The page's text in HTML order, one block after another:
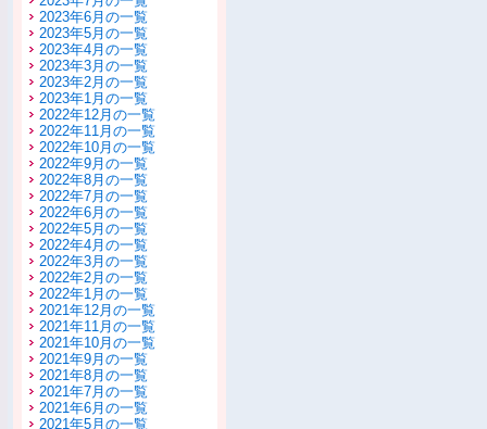
2023年6月の一覧
2023年5月の一覧
2023年4月の一覧
2023年3月の一覧
2023年2月の一覧
2023年1月の一覧
2022年12月の一覧
2022年11月の一覧
2022年10月の一覧
2022年9月の一覧
2022年8月の一覧
2022年7月の一覧
2022年6月の一覧
2022年5月の一覧
2022年4月の一覧
2022年3月の一覧
2022年2月の一覧
2022年1月の一覧
2021年12月の一覧
2021年11月の一覧
2021年10月の一覧
2021年9月の一覧
2021年8月の一覧
2021年7月の一覧
2021年6月の一覧
2021年5月の一覧